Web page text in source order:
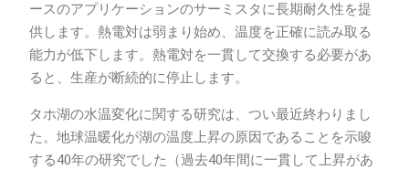
ースのアプリケーションのサーミスタに長期耐久性を提
供します。熱電対は弱まり始め、温度を正確に読み取る
能力が低下します。熱電対を一貫して交換する必要があ
ると、生産が断続的に停止します。
タホ湖の水温変化に関する研究は、つい最近終わりまし
た。地球温暖化が湖の温度上昇の原因であることを示唆
する40年の研究でした（過去40年間に一貫して上昇があ